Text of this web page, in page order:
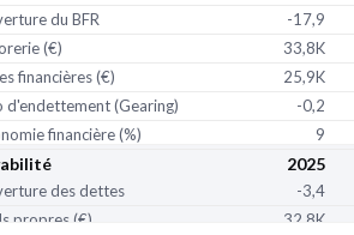
du BFR
-17,9
(€)
33,8K
financières (€)
25,9K
d'endettement (Gearing)
-0,2
financière (%)
9
2025
des dettes -3,4
propres (€)
32,8K